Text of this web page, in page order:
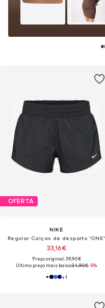
OFERTA
NIKE
Regular Calças de desporto 'ONE'
33,16€
Preço original: 39,90€
Último preço mais baixo:34,90€-5%
+1